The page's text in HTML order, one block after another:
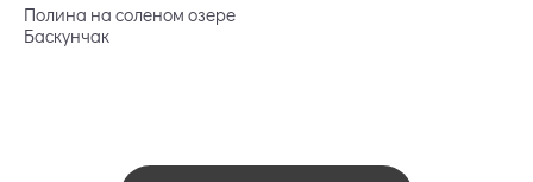
Полина на соленом озере
Баскунчак